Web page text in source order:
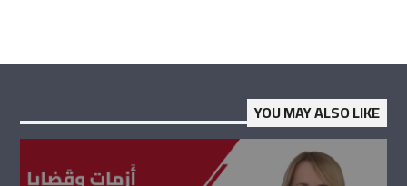
YOU MAY ALSO LIKE